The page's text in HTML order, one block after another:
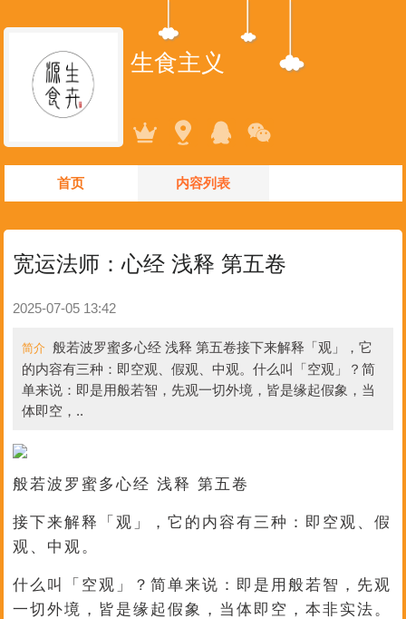
生食主义
首页 内容列表
宽运法师：心经 浅释 第五卷
2025-07-05 13:42
简介 般若波罗蜜多心经 浅释 第五卷接下来解释「观」，它
的内容有三种：即空观、假观、中观。什么叫「空观」？简
单来说：即是用般若智，先观一切外境，皆是缘起假象，当
体即空，..
般若波罗蜜多心经 浅释 第五卷
接下来解释「观」，它的内容有三种：即空观、假
观、中观。
什么叫「空观」？简单来说：即是用般若智，先观
一切外境，皆是缘起假象，当体即空，本非实法。